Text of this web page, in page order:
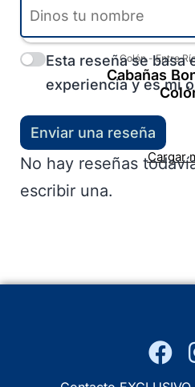
Colón-Entre
Cabañas
Cargar
Esta reseña se basa
experiencia y es mi
Enviar una reseña
No hay reseñas
escribir una.